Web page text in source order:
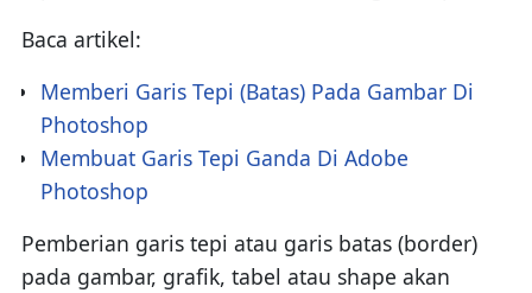
Baca artikel:
Memberi Garis Tepi (Batas) Pada Gambar Di
Photoshop
Membuat Garis Tepi Ganda Di Adobe
Photoshop
Pemberian garis tepi atau garis batas (border)
pada gambar, grafik, tabel atau shape akan